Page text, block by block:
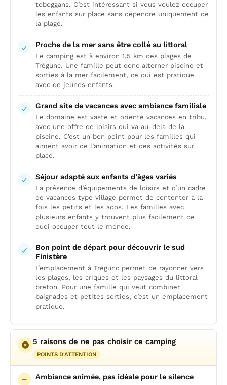
toboggans. C’est intéressant si vous voulez occuper
les enfants sur place sans dépendre uniquement de
la plage.
Proche de la mer sans être collé au littoral
Le camping est à environ 1,5 km des plages de
Trégunc. Une famille peut donc alterner piscine et
sorties à la mer facilement, ce qui est pratique
avec de jeunes enfants.
Grand site de vacances avec ambiance familiale
Le domaine est vaste et orienté vacances en tribu,
avec une offre de loisirs qui va au-delà de la
piscine. C’est un bon point pour les familles qui
aiment avoir de l’animation et des activités sur
place.
Séjour adapté aux enfants d’âges variés
La présence d’équipements de loisirs et d’un cadre
de vacances type village permet de contenter à la
fois les petits et les ados. Les familles avec
plusieurs enfants y trouvent plus facilement de
quoi occuper tout le monde.
Bon point de départ pour découvrir le sud
Finistère
L’emplacement à Trégunc permet de rayonner vers
les plages, les criques et les paysages du littoral
breton. Pour une famille qui veut combiner
baignades et petites sorties, c’est un emplacement
pratique.
5 raisons de ne pas choisir ce camping
POINTS D'ATTENTION
Ambiance animée, pas idéale pour le silence